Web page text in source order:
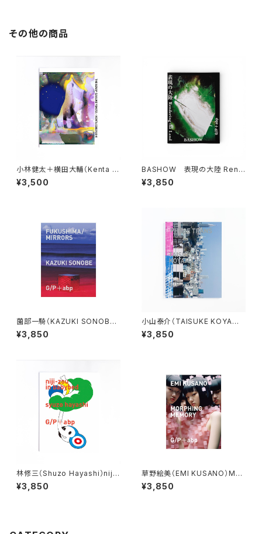
その他の商品
小林健太＋横田大輔（Kenta C
obayashi+Daisuke Yokot
a）THE SCRAP
¥3,500
BASHOW 表現の大陸 Rend
ering the Land
¥3,850
薗部一騎（KAZUKI SONOBE）
FUKUSHIMA/MIRRORS
¥3,850
小山泰介（TAISUKE KOYAM
A）PHASE TRANS
¥3,850
林修三（Shuzo Hayashi）niji-
zou on the cloud
¥3,850
草野絵美（EMI KUSANO）MO
RPHING MEMORY
¥3,850